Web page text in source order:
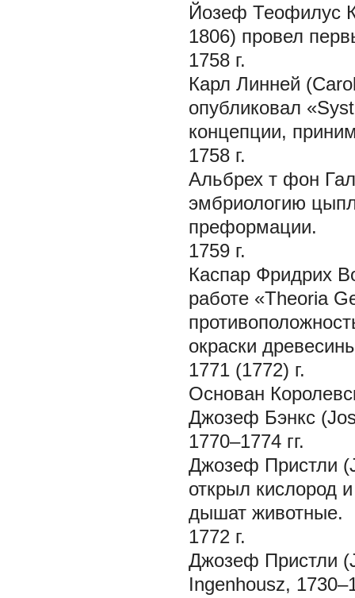
Йозеф Теофилус
1806) провел
1758 г.
Карл Линней
опубликовал
концепции,
1758 г.
Альбрех т фон
эмбриологию
преформации.
1759 г.
Каспар Фридрих
работе «Theoria
окраски
1771 (1772) г.
Основан
Джозеф Бэнкс
1770–1774 гг.
Джозеф Пристли
открыл кислород
дышат животные.
1772 г.
Джозеф Пристли
Ingenhousz,